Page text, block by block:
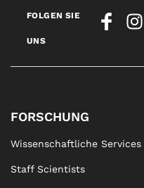
FOLGEN SIE
UNS
FORSCHUNG
Wissenschaftliche Services
Staff Scientists